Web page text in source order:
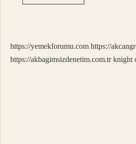
Ülke
https://yemekforumu.com https://
https://akbagimsizdenetim.com.tr knight